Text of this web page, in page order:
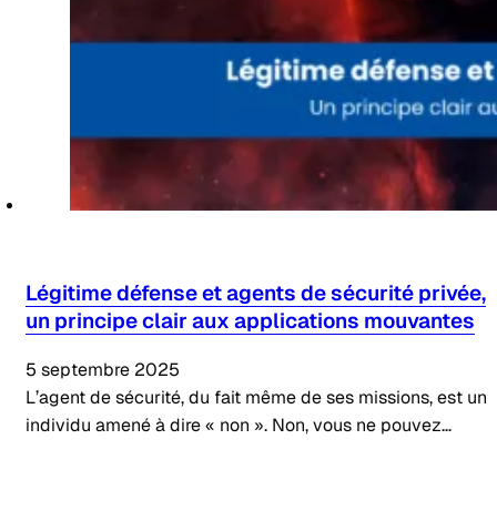
Légitime défense et agents de sécurité privée,
un principe clair aux applications mouvantes
5 septembre 2025
L’agent de sécurité, du fait même de ses missions, est un
individu amené à dire « non ». Non, vous ne pouvez…